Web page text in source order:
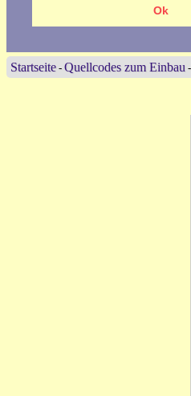
Ok
Startseite - Quellcodes zum Einbau -